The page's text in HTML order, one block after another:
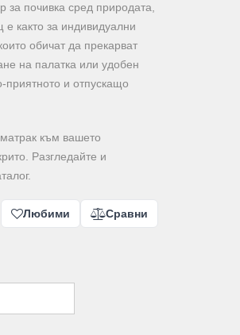
за почивка сред природата,
както за индивидуални
обичат да прекарват
на палатка или удобен
приятното и отпускащо
към вашето
Разгледайте и
Любими Сравни